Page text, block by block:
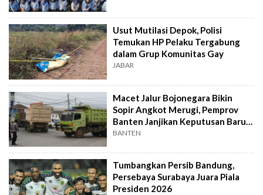
Usut Mutilasi Depok, Polisi
Temukan HP Pelaku Tergabung
dalam Grup Komunitas Gay
JABAR
Macet Jalur Bojonegara Bikin
Sopir Angkot Merugi, Pemprov
Banten Janjikan Keputusan Baru 4
Hari Lagi
BANTEN
Tumbangkan Persib Bandung,
Persebaya Surabaya Juara Piala
Presiden 2026